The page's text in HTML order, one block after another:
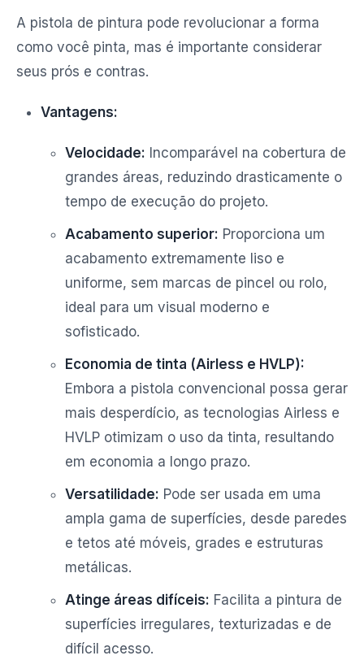
A pistola de pintura pode revolucionar a forma
como você pinta, mas é importante considerar
seus prós e contras.
Vantagens:
Velocidade: Incomparável na cobertura de
grandes áreas, reduzindo drasticamente o
tempo de execução do projeto.
Acabamento superior: Proporciona um
acabamento extremamente liso e
uniforme, sem marcas de pincel ou rolo,
ideal para um visual moderno e
sofisticado.
Economia de tinta (Airless e HVLP):
Embora a pistola convencional possa gerar
mais desperdício, as tecnologias Airless e
HVLP otimizam o uso da tinta, resultando
em economia a longo prazo.
Versatilidade: Pode ser usada em uma
ampla gama de superfícies, desde paredes
e tetos até móveis, grades e estruturas
metálicas.
Atinge áreas difíceis: Facilita a pintura de
superfícies irregulares, texturizadas e de
difícil acesso.